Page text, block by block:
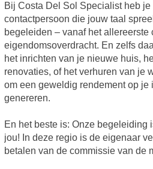
Bij Costa Del Sol Specialist heb
contactpersoon die jouw taal
begeleiden – vanaf het allereerste
eigendomsoverdracht. En zelfs
het inrichten van je nieuwe huis,
renovaties, of het verhuren van je
om een geweldig rendement op je
genereren.
En het beste is: Onze begeleiding
jou! In deze regio is de eigenaar
betalen van de commissie van de